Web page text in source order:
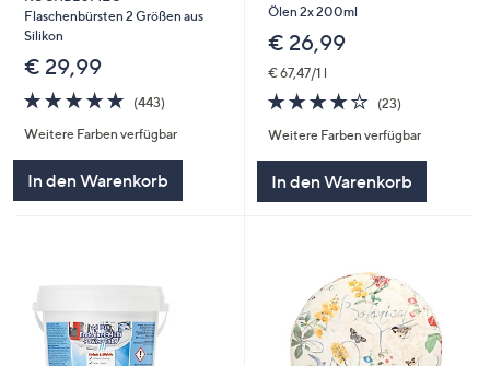
Flaschenbürsten 2 Größen aus
Silikon
€ 29,99
4.8
von
5
(443)
Weitere Farben verfügbar
In den Warenkorb
Ölen 2x 200ml
€ 26,99
€ 67,47/1 l
3.6
von
5
(23)23
Weitere Farben verfügbar
In den Warenkorb